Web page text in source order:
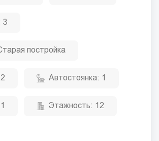
3
постройка
2 Автостоянка: 1
1 Этажность: 12